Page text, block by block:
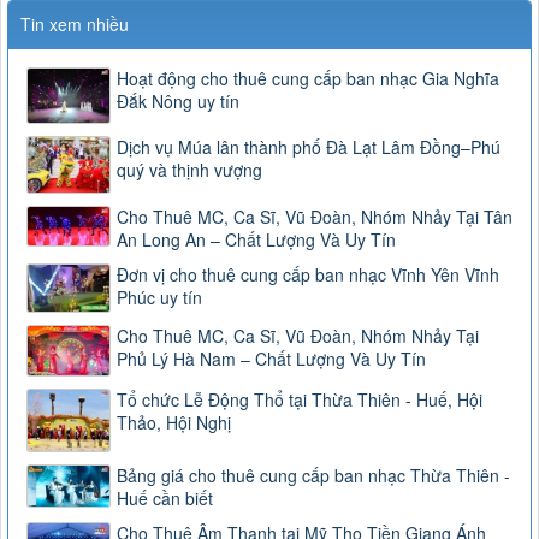
Tin xem nhiều
Hoạt động cho thuê cung cấp ban nhạc Gia Nghĩa
Đắk Nông uy tín
Dịch vụ Múa lân thành phố Đà Lạt Lâm Đồng–Phú
quý và thịnh vượng
Cho Thuê MC, Ca Sĩ, Vũ Đoàn, Nhóm Nhảy Tại Tân
An Long An – Chất Lượng Và Uy Tín
Đơn vị cho thuê cung cấp ban nhạc Vĩnh Yên Vĩnh
Phúc uy tín
Cho Thuê MC, Ca Sĩ, Vũ Đoàn, Nhóm Nhảy Tại
Phủ Lý Hà Nam – Chất Lượng Và Uy Tín
Tổ chức Lễ Động Thổ tại Thừa Thiên - Huế, Hội
Thảo, Hội Nghị
Bảng giá cho thuê cung cấp ban nhạc Thừa Thiên -
Huế cần biết
Cho Thuê Âm Thanh tại Mỹ Tho Tiền Giang Ánh